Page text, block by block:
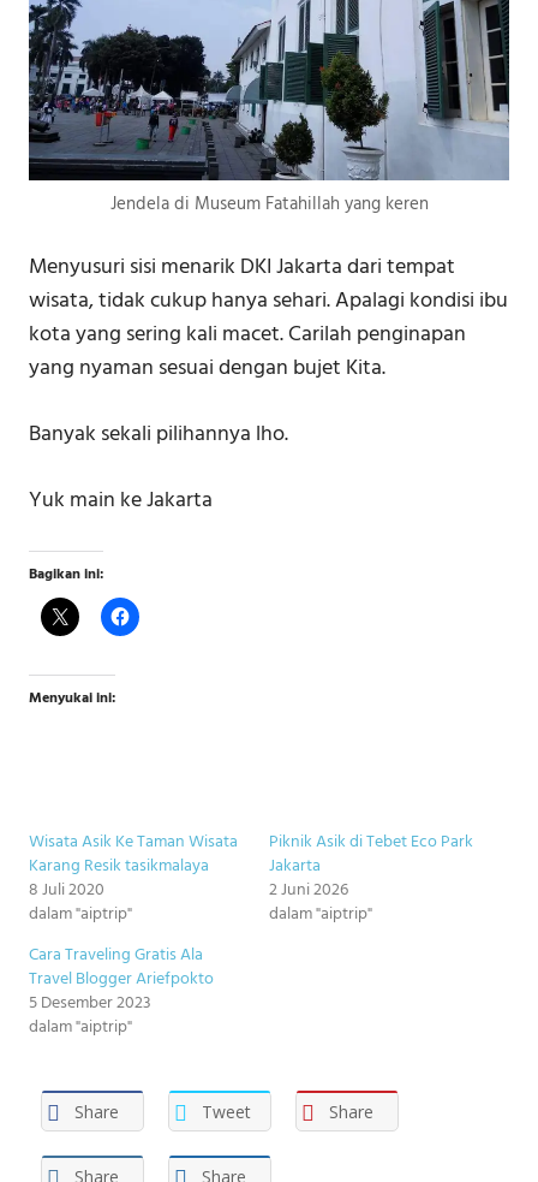
Jendela di Museum Fatahillah yang keren
Menyusuri sisi menarik DKI Jakarta dari tempat
wisata, tidak cukup hanya sehari. Apalagi kondisi ibu
kota yang sering kali macet. Carilah penginapan
yang nyaman sesuai dengan bujet Kita.
Banyak sekali pilihannya lho.
Yuk main ke Jakarta
Bagikan ini:
Menyukai ini:
Wisata Asik Ke Taman Wisata
Karang Resik tasikmalaya
8 Juli 2020
dalam "aiptrip"
Piknik Asik di Tebet Eco Park
Jakarta
2 Juni 2026
dalam "aiptrip"
Cara Traveling Gratis Ala
Travel Blogger Ariefpokto
5 Desember 2023
dalam "aiptrip"
Share Tweet Share
Share Share